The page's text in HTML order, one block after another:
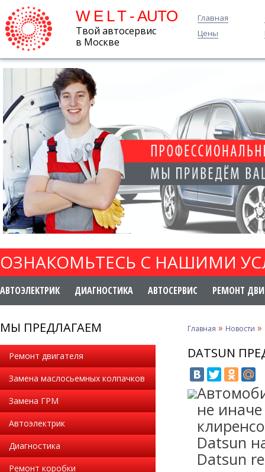
W E L T - AUTO
Твой автосервис
в Москве
Главная
Цены
ОЗНАКОМЬТЕСЬ С НАШИМИ
АВТОЭЛЕКТРИК ДИАГНОСТИКА АВТОСЕРВИС РЕМОНТ
МЫ ПРЕДЛАГАЕМ
Ремонт двигателя
Замена маслосьемных колпачков
Замена ГРМ
Автоэлектрик
Диагностика
Ремонт коробки
Главная » Новости »
DATSUN
не
Datsun
Datsun